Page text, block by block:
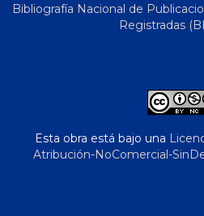
Bibliografía Nacional de
Registradas
Esta obra está bajo una
Atribución-NoComercial-